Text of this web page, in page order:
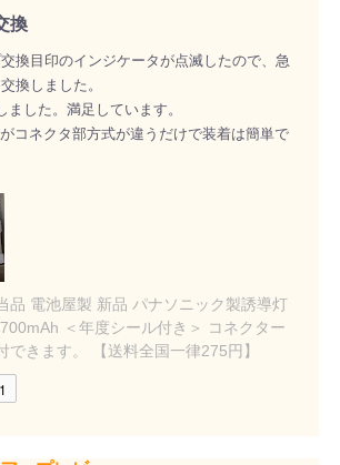
換
換目印のインジケータが点滅したので、急
換しました。
ました。満足しています。
コネクタ部方式が違うだけで装着は簡単で
品 電池屋製 新品 パナソニック製誘導灯
＜年度シール付き＞ コネクター
できます。 【送料全国一律275円】
1